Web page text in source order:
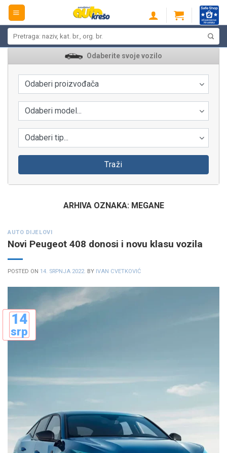
Skip
content
Odaberite svoje vozilo
Odaberi proizvođača
Odaberi model...
Odaberi tip...
Traži
ARHIVA OZNAKA: MEGANE
AUTO DIJELOVI
Novi Peugeot 408 donosi i novu klasu vozila
POSTED ON 14. SRPNJA 2022. BY IVAN CVETKOVIĆ
14
srp